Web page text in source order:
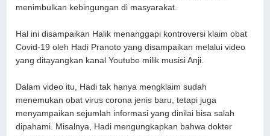
menimbulkan kebingungan di masyarakat.
Hal ini disampaikan Halik menanggapi kontroversi klaim obat
Covid-19 oleh Hadi Pranoto yang disampaikan melalui video
yang ditayangkan kanal Youtube milik musisi Anji.
Dalam video itu, Hadi tak hanya mengklaim sudah
menemukan obat virus corona jenis baru, tetapi juga
menyampaikan sejumlah informasi yang dinilai bisa salah
dipahami. Misalnya, Hadi mengungkapkan bahwa dokter